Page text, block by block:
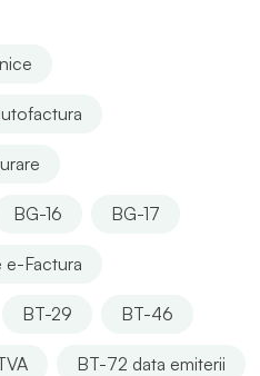
BG-16 BG-17
e-Factura
BT-29 BT-46
BT-72 data emiterii